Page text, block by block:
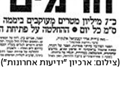
(צילום: ארכיון "ידיעות אחרונות")